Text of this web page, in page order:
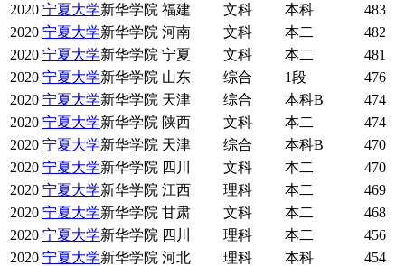
2020 宁夏大学新华学院 福建 文科 本科
483
2020 宁夏大学新华学院 河南 文科 本二
482
2020 宁夏大学新华学院 宁夏 文科 本二
481
2020 宁夏大学新华学院 山东 综合 1段
476
2020 宁夏大学新华学院 天津 综合 本科B
474
2020 宁夏大学新华学院 陕西 文科 本二
474
2020 宁夏大学新华学院 天津 综合 本科B
470
2020 宁夏大学新华学院 四川 文科 本二
470
2020 宁夏大学新华学院 江西 理科 本二
469
2020 宁夏大学新华学院 甘肃 文科 本二
468
2020 宁夏大学新华学院 四川 理科 本二
456
2020 宁夏大学新华学院 河北 理科 本科
454